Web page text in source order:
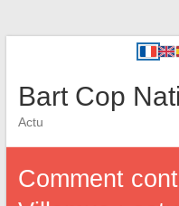
Bart Cop
Actu
Comment